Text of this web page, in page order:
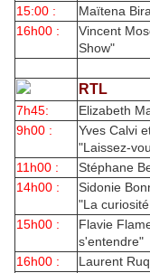
15:00 :
Maïtena
16h00 :
Vincent
Show"
RTL
7h45: Elizabeth
9h00 :
Yves Calvi
"Laissez-
11h00 :
Stéphane
14h00 :
Sidonie
"La
15h00 :
Flavie
s'entendre"
16h00 :
Laurent